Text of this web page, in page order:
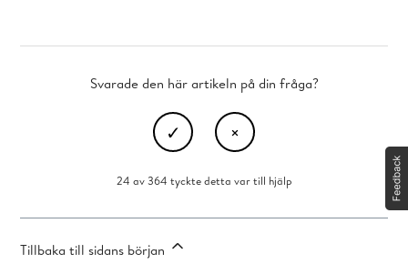
Svarade den här artikeln på din fråga?
24 av 364 tyckte detta var till hjälp
Tillbaka till sidans början